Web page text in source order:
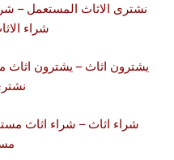
نشترى الاثاث المستعمل –
شراء
يشترون اثاث – يشترون اثاث
شراء اثاث – شراء اثاث